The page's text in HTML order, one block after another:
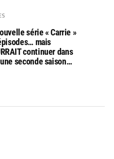
série « Carrie »
mais
continuer dans
seconde saison…